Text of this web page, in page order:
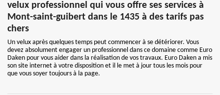
velux professionnel qui vous offre ses services à
Mont-saint-guibert dans le 1435 à des tarifs pas
chers
Un velux après quelques temps peut commencer à se détériorer. Vous
devez absolument engager un professionnel dans ce domaine comme Euro
Daken pour vous aider dans la réalisation de vos travaux. Euro Daken a mis
son site internet à votre disposition et il le met à jour tous les mois pour
que vous soyer toujours à la page.